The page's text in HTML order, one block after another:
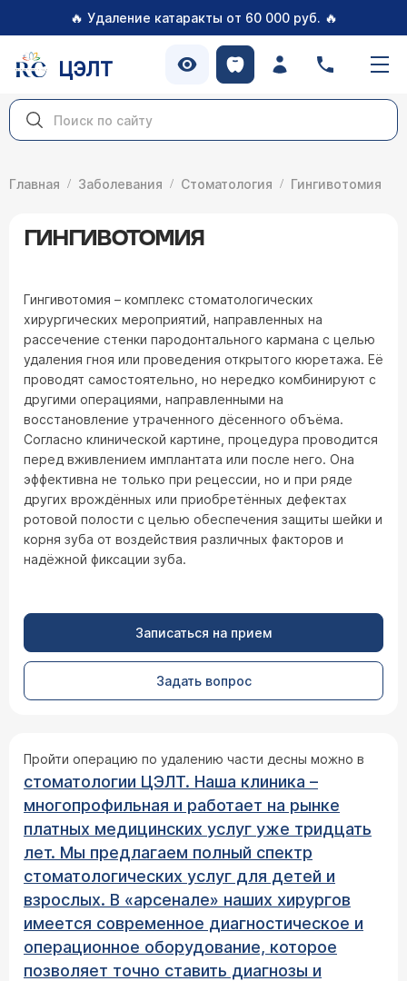
🔥 Удаление катаракты от 60 000 руб. 🔥
ЦЭЛТ
Главная Заболевания Стоматология Гингивотомия
ГИНГИВОТОМИЯ
Гингивотомия – комплекс стоматологических
хирургических мероприятий, направленных на
рассечение стенки пародонтального кармана с целью
удаления гноя или проведения открытого кюретажа. Её
проводят самостоятельно, но нередко комбинируют с
другими операциями, направленными на
восстановление утраченного дёсенного объёма.
Согласно клинической картине, процедура проводится
перед вживлением имплантата или после него. Она
эффективна не только при рецессии, но и при ряде
других врождённых или приобретённых дефектах
ротовой полости с целью обеспечения защиты шейки и
корня зуба от воздействия различных факторов и
надёжной фиксации зуба.
Записаться на прием
Задать вопрос
Пройти операцию по удалению части десны можно в
стоматологии ЦЭЛТ. Наша клиника –
многопрофильная и работает на рынке
платных медицинских услуг уже тридцать
лет. Мы предлагаем полный спектр
стоматологических услуг для детей и
взрослых. В «арсенале» наших хирургов
имеется современное диагностическое и
операционное оборудование, которое
позволяет точно ставить диагнозы и